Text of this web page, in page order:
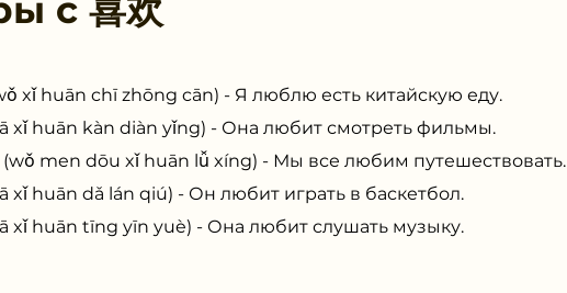
с 喜欢
xǐ huān chī zhōng cān) - Я люблю есть китайскую еду.
xǐ huān kàn diàn yǐng) - Она любит смотреть фильмы.
(wǒ men dōu xǐ huān lǚ xíng) - Мы все любим путешествовать.
xǐ huān dǎ lán qiú) - Он любит играть в баскетбол.
xǐ huān tīng yīn yuè) - Она любит слушать музыку.